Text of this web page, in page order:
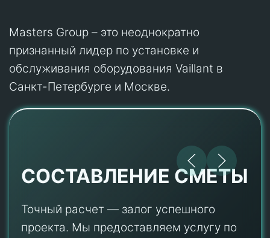
Masters Group – это неоднократно
признанный лидер по установке и
обслуживания оборудования Vaillant в
Санкт-Петербурге и Москве.
СОСТАВЛЕНИЕ СМЕТЫ
Точный расчет — залог успешного
проекта. Мы предоставляем услугу по